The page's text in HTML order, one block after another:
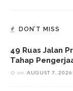
DON’T MISS
49 Ruas Jalan
Tahap
on AUGUST 7, 2026